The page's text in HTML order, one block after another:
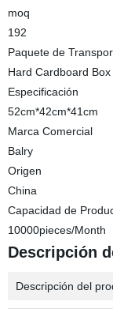
moq
192
Paquete de
Hard Cardboard Box
Especificación
52cm*42cm*41cm
Marca Comercial
Balry
Origen
China
Capacidad de
10000pieces/Month
Descripción
Descripción del